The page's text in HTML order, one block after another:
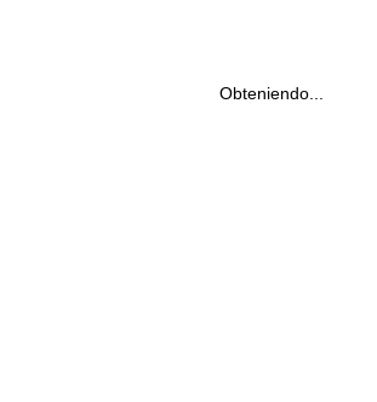
Obteniendo...